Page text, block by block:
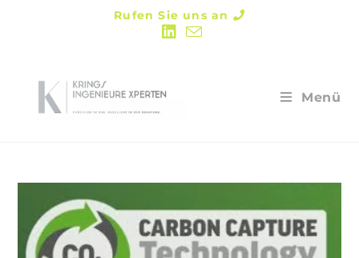
Rufen Sie uns an
Menü